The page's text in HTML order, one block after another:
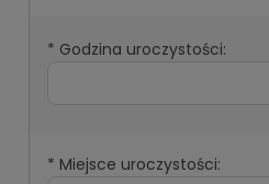
* Godzina uroczystości:
* Miejsce uroczystości: